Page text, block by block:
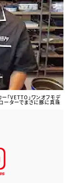
「VETTO」ワンオフモデ
ーターでまさに豚に真珠